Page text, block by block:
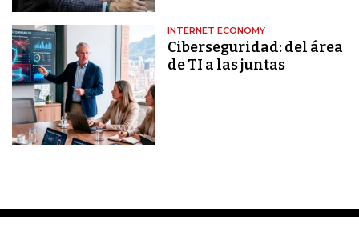
INTERNET ECONOMY
Ciberseguridad: del área
de TI a las juntas